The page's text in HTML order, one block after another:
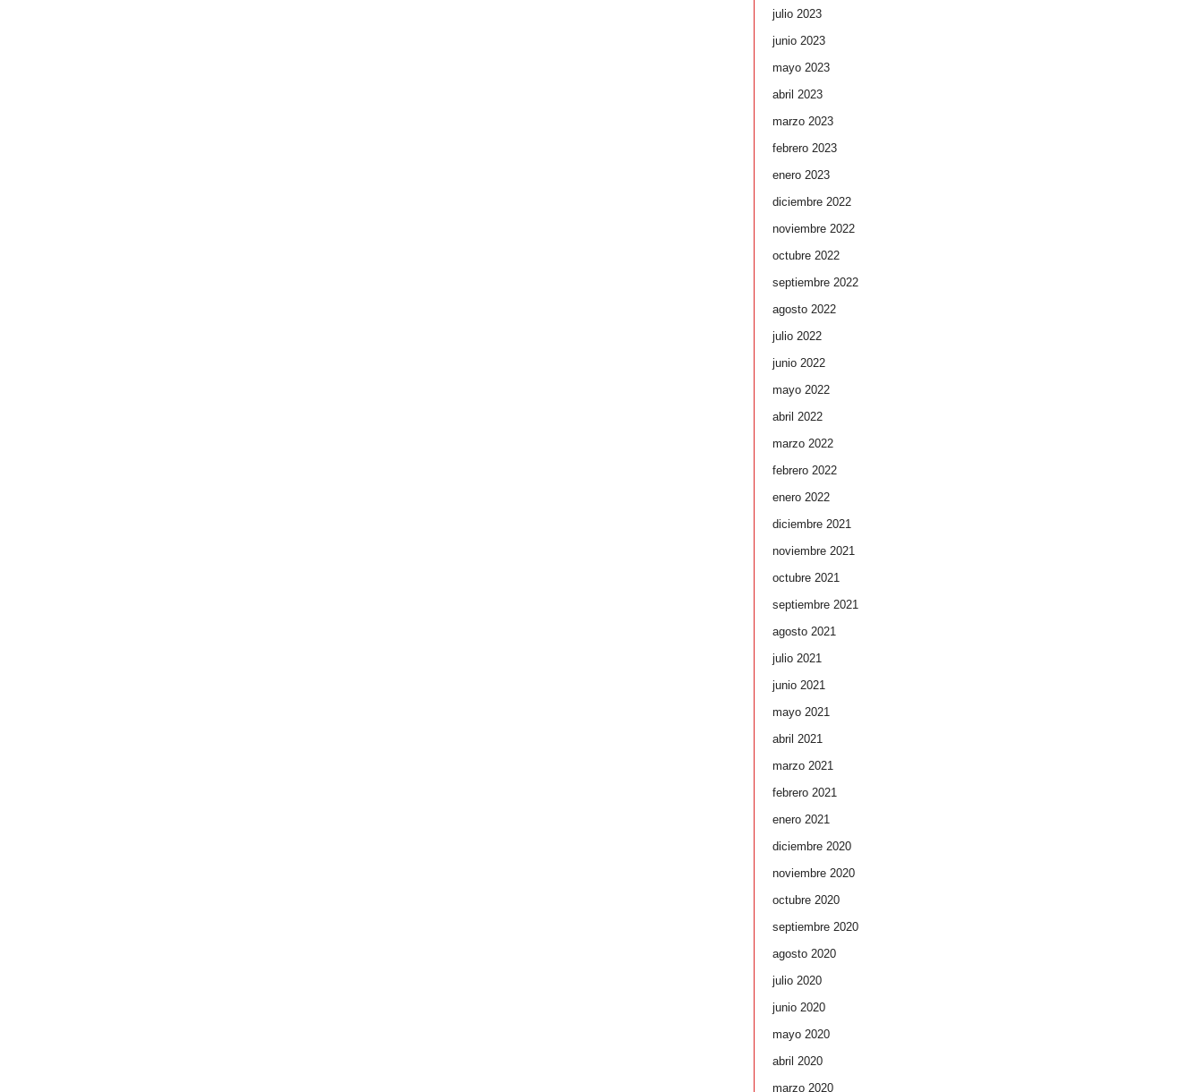
julio 2023
junio 2023
mayo 2023
abril 2023
marzo 2023
febrero 2023
enero 2023
diciembre 2022
noviembre 2022
octubre 2022
septiembre 2022
agosto 2022
julio 2022
junio 2022
mayo 2022
abril 2022
marzo 2022
febrero 2022
enero 2022
diciembre 2021
noviembre 2021
octubre 2021
septiembre 2021
agosto 2021
julio 2021
junio 2021
mayo 2021
abril 2021
marzo 2021
febrero 2021
enero 2021
diciembre 2020
noviembre 2020
octubre 2020
septiembre 2020
agosto 2020
julio 2020
junio 2020
mayo 2020
abril 2020
marzo 2020